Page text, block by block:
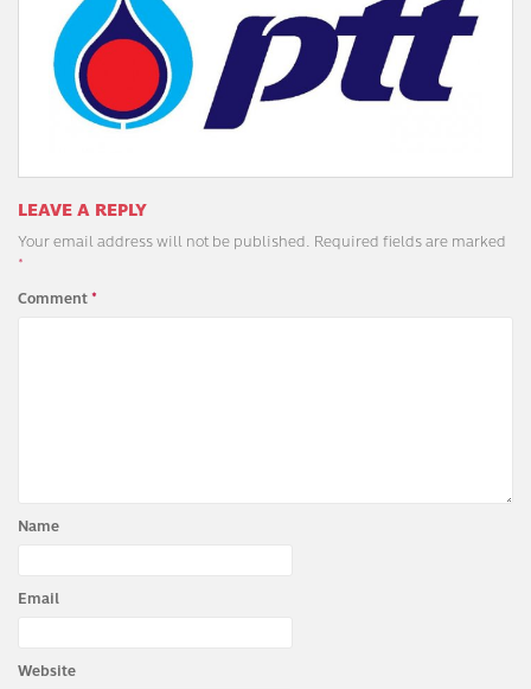
LEAVE A REPLY
Your email address will not be published. Required fields are marked
*
Comment*
Name
Email
Website